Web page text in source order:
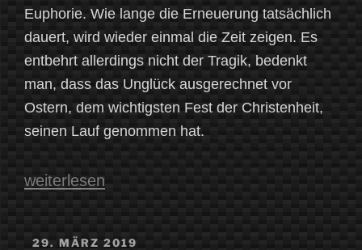
Euphorie. Wie lange die Erneuerung tatsächlich
dauert, wird wieder einmal die Zeit zeigen. Es
entbehrt allerdings nicht der Tragik, bedenkt
man, dass das Unglück ausgerechnet vor
Ostern, dem wichtigsten Fest der Christenheit,
seinen Lauf genommen hat.
„Von
weiterlesen
VERÖFFENTLICHT
29. MÄRZ 2019